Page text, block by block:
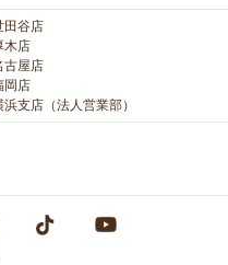
谷店
店
屋店
店
支店（法人営業部）